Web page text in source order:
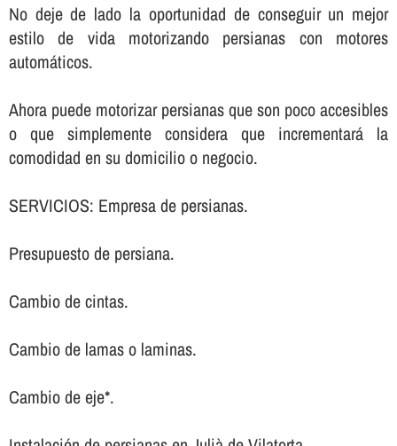
No deje de lado la oportunidad de conseguir un mejor
estilo de vida motorizando persianas con motores
automáticos.
Ahora puede motorizar persianas que son poco accesibles
o que simplemente considera que incrementará la
comodidad en su domicilio o negocio.
SERVICIOS: Empresa de persianas.
Presupuesto de persiana.
Cambio de cintas.
Cambio de lamas o laminas.
Cambio de eje*.